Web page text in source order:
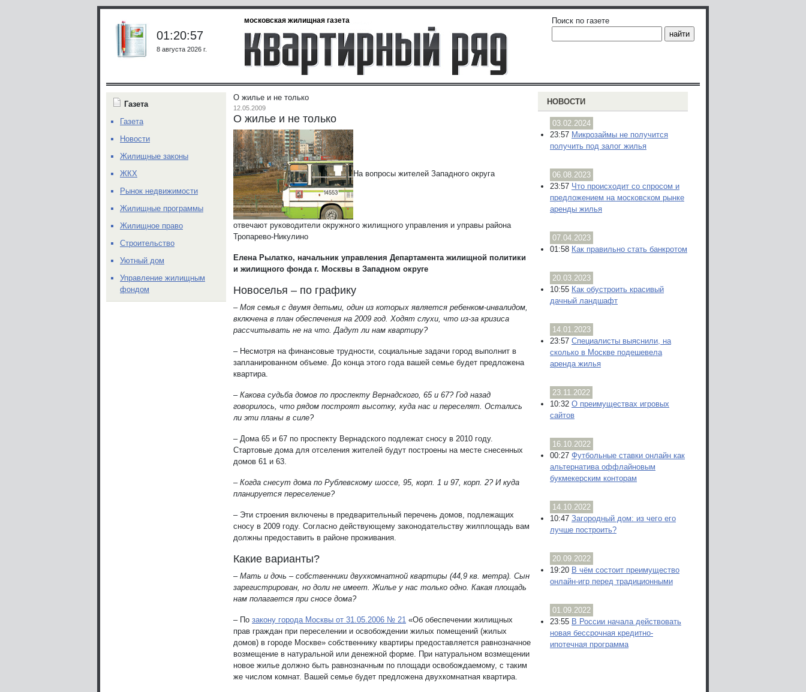
московская жилищная газета
01:20:57
8 августа 2026 г.
Поиск по газете
О жилье и не только
12.05.2009
О жилье и не только
На вопросы жителей Западного округа
отвечают руководители окружного жилищного управления и управы района
Тропарево-Никулино
Елена Рылатко, начальник управления Департамента жилищной политики
и жилищного фонда г. Москвы в Западном округе
Новоселья – по графику
– Моя семья с двумя детьми, один из которых является ребенком-инвалидом,
включена в план обеспечения на 2009 год. Ходят слухи, что из-за кризиса
рассчитывать не на что. Дадут ли нам квартиру?
– Несмотря на финансовые трудности, социальные задачи город выполнит в
запланированном объеме. До конца этого года вашей семье будет предложена
квартира.
– Какова судьба домов по проспекту Вернадского, 65 и 67? Год назад
говорилось, что рядом построят высотку, куда нас и переселят. Остались
ли эти планы в силе?
– Дома 65 и 67 по проспекту Вернадского подлежат сносу в 2010 году.
Стартовые дома для отселения жителей будут построены на месте снесенных
домов 61 и 63.
– Когда снесут дома по Рублевскому шоссе, 95, корп. 1 и 97, корп. 2? И куда
планируется переселение?
– Эти строения включены в предварительный перечень домов, подлежащих
сносу в 2009 году. Согласно действующему законодательству жилплощадь вам
должны предоставить в районе проживания.
Какие варианты?
– Мать и дочь – собственники двухкомнатной квартиры (44,9 кв. метра). Сын
зарегистрирован, но доли не имеет. Жилье у нас только одно. Какая площадь
нам полагается при сносе дома?
– По закону города Москвы от 31.05.2006 № 21 «Об обеспечении жилищных
прав граждан при переселении и освобождении жилых помещений (жилых
домов) в городе Москве» собственнику квартиры предоставляется равнозначное
возмещение в натуральной или денежной форме. При натуральном возмещении
новое жилье должно быть равнозначным по площади освобождаемому, с таким
же числом комнат. Вашей семье будет предложена двухкомнатная квартира.
НОВОСТИ
03.02.2024
23:57 Микрозаймы не получится
получить под залог жилья
06.08.2023
23:57 Что происходит со спросом и
предложением на московском рынке
аренды жилья
07.04.2023
01:58 Как правильно стать банкротом
20.03.2023
10:55 Как обустроить красивый
дачный ландшафт
14.01.2023
23:57 Специалисты выяснили, на
сколько в Москве подешевела
аренда жилья
23.11.2022
10:32 О преимуществах игровых
сайтов
16.10.2022
00:27 Футбольные ставки онлайн как
альтернатива оффлайновым
букмекерским конторам
14.10.2022
10:47 Загородный дом: из чего его
лучше построить?
20.09.2022
19:20 В чём состоит преимущество
онлайн-игр перед традиционными
01.09.2022
23:55 В России начала действовать
новая бессрочная кредитно-
ипотечная программа
Газета
Газета
Новости
Жилищные законы
ЖКХ
Рынок недвижимости
Жилищные программы
Жилищное право
Строительство
Уютный дом
Управление жилищным
фондом